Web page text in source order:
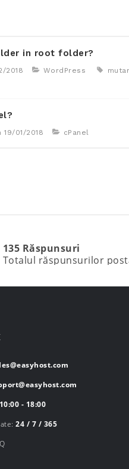
in root folder?
2018 WordPress
19/01/2018 cPanel
135 Răspunsuri
Totalul răspunsurilor
- 18:00
24 / 7 / 365